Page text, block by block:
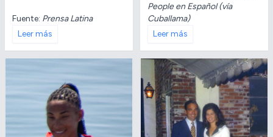
Fuente: Prensa Latina
Leer más
People en Español (vía
Cuballama)
Leer más